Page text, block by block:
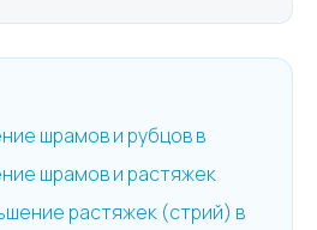
шрамов и рубцов в
шрамов и растяжек
растяжек (стрий) в